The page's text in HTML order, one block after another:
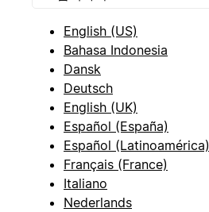
English (US)
Bahasa Indonesia
Dansk
Deutsch
English (UK)
Español (España)
Español (Latinoamérica)
Français (France)
Italiano
Nederlands